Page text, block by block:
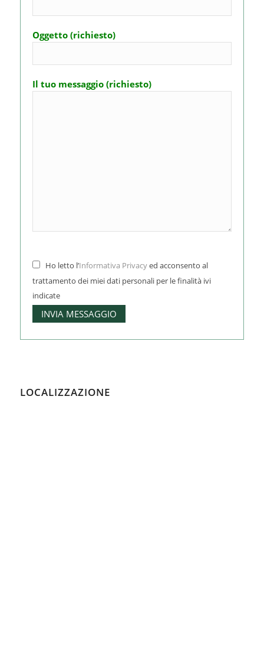
Oggetto (richiesto)
Il tuo messaggio (richiesto)
Ho letto l’Informativa Privacyed acconsento al
trattamento dei miei dati personali per le finalità ivi
indicate
LOCALIZZAZIONE